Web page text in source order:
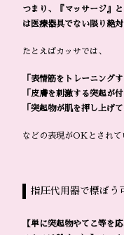
つまり、『マッサージ』
は医療器具でない限り絶
たとえばカッサでは、
「表情筋をトレーニングす
「皮膚を刺激する突起が
「突起物が肌を押し上げ
などの表現がOKとされて
指圧代用器で標ぼう
【単に突起物やてこ等を